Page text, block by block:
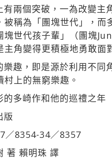
有兩個突破，一為改變主
被稱為「團塊世代」，
塊世代孩子輩」（團塊
主角變得更積極地勇敢面
樂趣，即是源於利用不
上的無窮樂趣。
的多崎作和他的巡禮之年
版
／8354-34／8357
著 賴明珠 譯